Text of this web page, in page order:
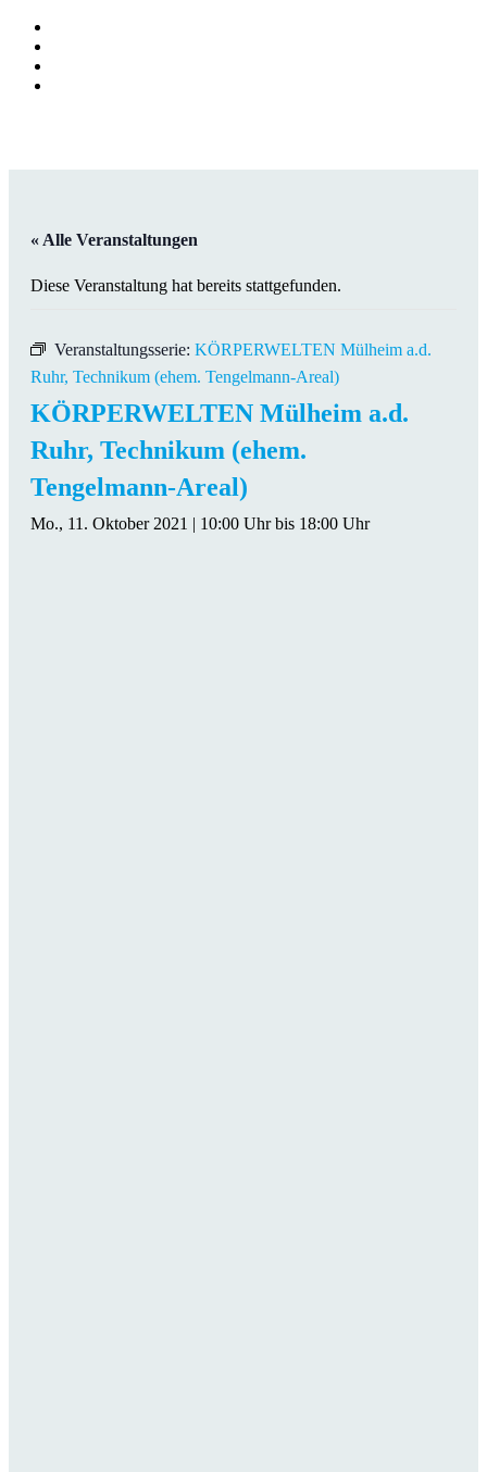
« Alle Veranstaltungen
Diese Veranstaltung hat bereits stattgefunden.
Veranstaltungsserie: KÖRPERWELTEN Mülheim a.d.
Ruhr, Technikum (ehem. Tengelmann-Areal)
KÖRPERWELTEN Mülheim a.d.
Ruhr, Technikum (ehem.
Tengelmann-Areal)
Mo., 11. Oktober 2021 | 10:00 Uhrbis 18:00 Uhr